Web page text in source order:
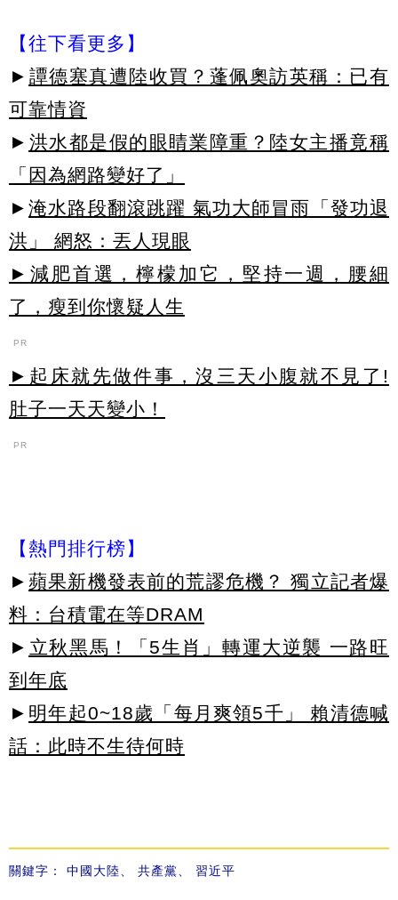
【往下看更多】
► 譚德塞真遭陸收買？蓬佩奧訪英稱：已有
可靠情資
► 洪水都是假的眼睛業障重？陸女主播竟稱
「因為網路變好了」
► 淹水路段翻滾跳躍 氣功大師冒雨「發功退
洪」 網怒：丟人現眼
►減肥首選，檸檬加它，堅持一週，腰細
了，瘦到你懷疑人生
PR
►起床就先做件事，沒三天小腹就不見了!
肚子一天天變小！
PR
【熱門排行榜】
► 蘋果新機發表前的荒謬危機？ 獨立記者爆
料：台積電在等DRAM
► 立秋黑馬！「5生肖」轉運大逆襲 一路旺
到年底
► 明年起0~18歲「每月爽領5千」 賴清德喊
話：此時不生待何時
關鍵字： 中國大陸 共產黨 習近平